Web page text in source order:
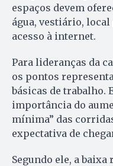
espaços devem
água, vestiário, local
acesso à internet.
Para lideranças da
os pontos
básicas de trabalho.
importância do
mínima” das
expectativa de
Segundo ele, a